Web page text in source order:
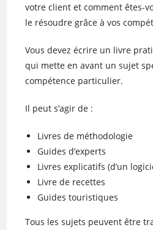
votre client et comment êtes-
le résoudre grâce à vos
Vous devez écrire un livre
qui mette en avant un sujet
compétence particulier.
Il peut s’agir de :
Livres de méthodologie
Guides d’experts
Livres explicatifs (d’un
Livre de recettes
Guides touristiques
Tous les sujets peuvent être